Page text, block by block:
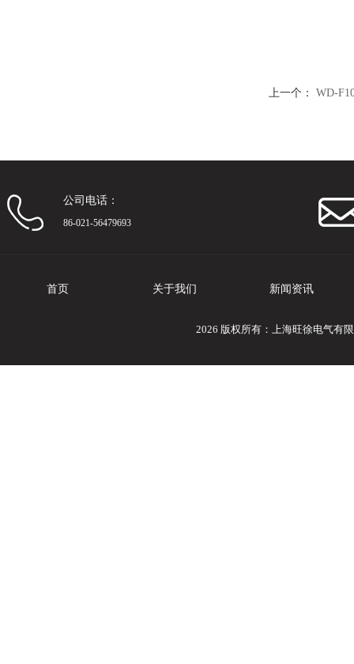
上一个： WD-
公司电话：
86-021-56479693
首页 关于我们 新闻资讯
2026 版权所有：上海旺徐电气有